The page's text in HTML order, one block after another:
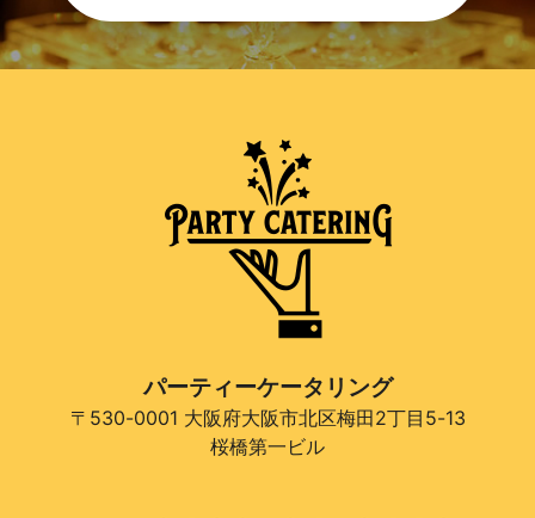
パーティーケータリング
〒530-0001 大阪府大阪市北区梅田2丁目5-13
桜橋第一ビル